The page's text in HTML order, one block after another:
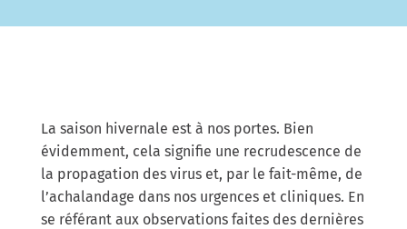
La saison hivernale est à nos portes. Bien
évidemment, cela signifie une recrudescence de
la propagation des virus et, par le fait-même, de
l’achalandage dans nos urgences et cliniques. En
se référant aux observations faites des dernières